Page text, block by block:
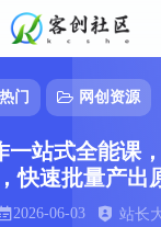
热门 网创资源
一站式全能课
快速批量产出
2026-06-03 站长